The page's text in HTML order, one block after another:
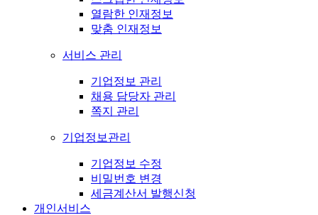
열람한 인재정보
맞춤 인재정보
서비스 관리
기업정보 관리
채용 담당자 관리
쪽지 관리
기업정보관리
기업정보 수정
비밀번호 변경
세금계산서 발행신청
개인서비스